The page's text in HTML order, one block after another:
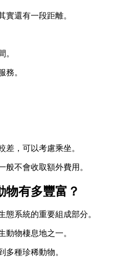
實還有一段距離。
。
務。
差，可以考慮乘坐。
般不會收取額外費用。
物有多豐富？
態系統的重要組成部分。
動物棲息地之一。
多種珍稀動物。